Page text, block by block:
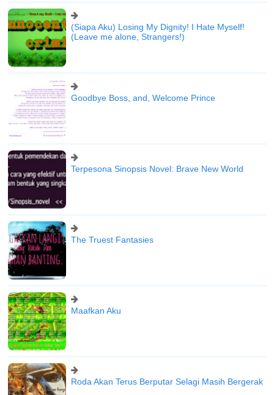
(Siapa Aku) Losing My Dignity! I Hate Myself!
(Leave me alone, Strangers!)
Goodbye Boss, and, Welcome Prince
Terpesona Sinopsis Novel: Brave New World
The Truest Fantasies
Maafkan Aku
Roda Akan Terus Berputar Selagi Masih Bergerak